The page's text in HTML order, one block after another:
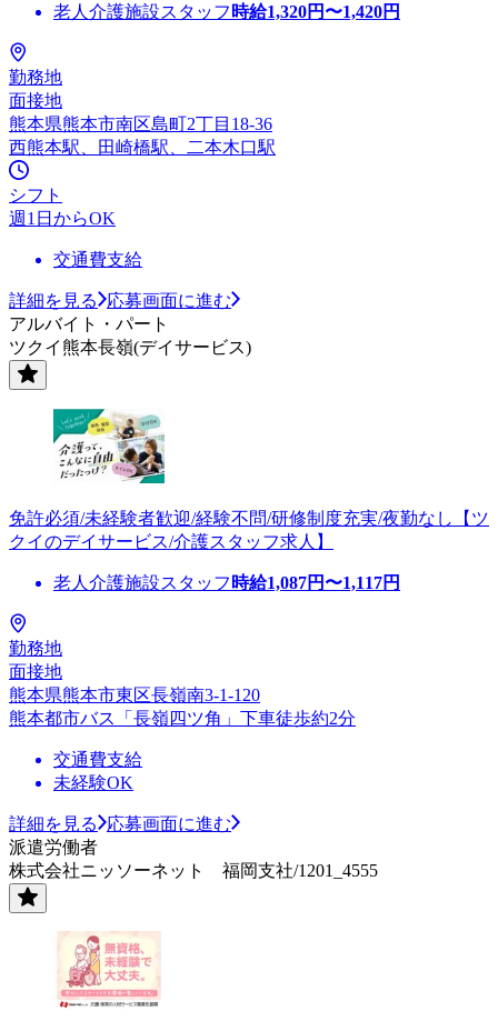
老人介護施設スタッフ 時給1,320円〜1,420円
勤務地
面接地
熊本県熊本市南区島町2丁目18-36
西熊本駅、田崎橋駅、二本木口駅
シフト
週1日からOK
交通費支給
詳細を見る
応募画面に進む
アルバイト・パート
ツクイ熊本長嶺(デイサービス)
免許必須/未経験者歓迎/経験不問/研修制度充実/夜勤なし【ツ
クイのデイサービス/介護スタッフ求人】
老人介護施設スタッフ 時給1,087円〜1,117円
勤務地
面接地
熊本県熊本市東区長嶺南3-1-120
熊本都市バス「長嶺四ツ角」下車徒歩約2分
交通費支給
未経験OK
詳細を見る
応募画面に進む
派遣労働者
株式会社ニッソーネット 福岡支社/1201_4555